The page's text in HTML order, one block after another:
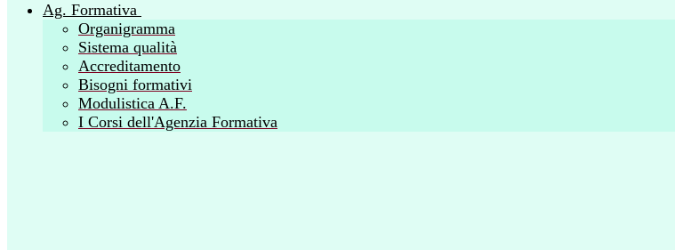
Ag. Formativa
Organigramma
Sistema qualità
Accreditamento
Bisogni formativi
Modulistica A.F.
I Corsi dell'Agenzia Formativa